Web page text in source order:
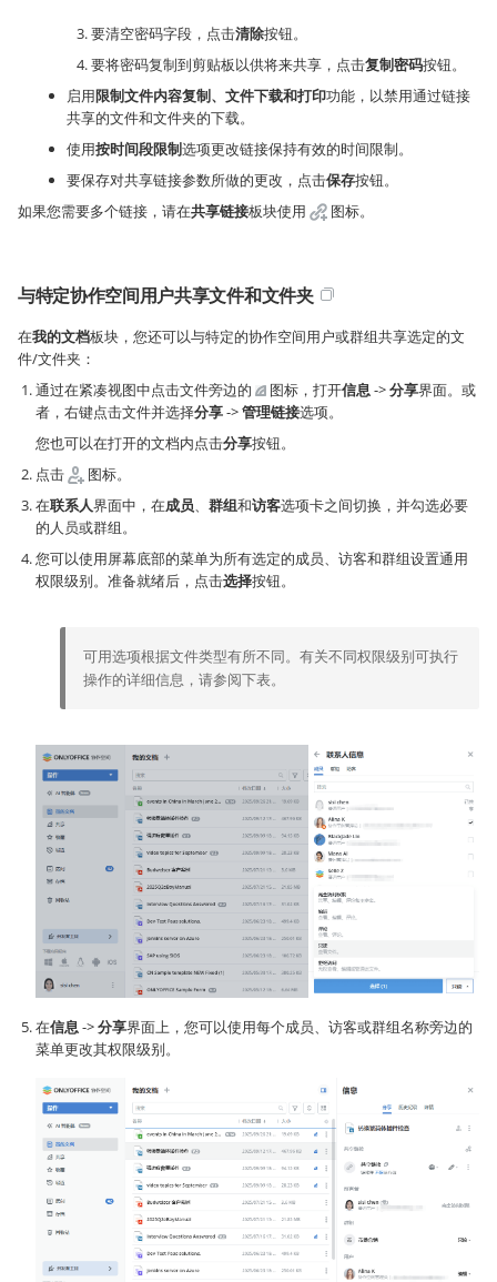
要清空密码字段，点击清除按钮。
要将密码复制到剪贴板以供将来共享，点击复制密码按钮。
启用限制文件内容复制、文件下载和打印功能，以禁用通过链接
共享的文件和文件夹的下载。
使用按时间段限制选项更改链接保持有效的时间限制。
要保存对共享链接参数所做的更改，点击保存按钮。
如果您需要多个链接，请在共享链接板块使用 图标。
与特定协作空间用户共享文件和文件夹
在我的文档板块，您还可以与特定的协作空间用户或群组共享选定的文
件/文件夹：
通过在紧凑视图中点击文件旁边的
图标，打开信息->分享界面。或
者，右键点击文件并选择分享->管理链接选项。
您也可以在打开的文档内点击分享按钮。
点击
图标。
在联系人界面中，在成员、 群组和访客选项卡之间切换，并勾选必要
的人员或群组。
您可以使用屏幕底部的菜单为所有选定的成员、访客和群组设置通用
权限级别。准备就绪后，点击选择按钮。
可用选项根据文件类型有所不同。有关不同权限级别可执行
操作的详细信息，请参阅下表。
在信息 ->分享界面上，您可以使用每个成员、访客或群组名称旁边的
菜单更改其权限级别。